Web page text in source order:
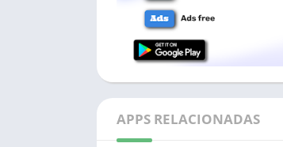
APPS RELACIONADAS